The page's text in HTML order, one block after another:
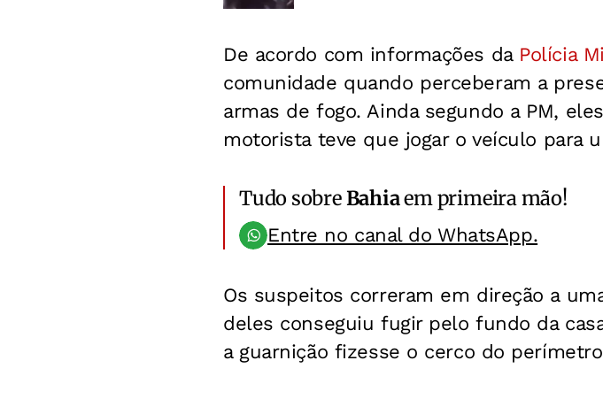
De acordo com informações da Polícia
comunidade quando perceberam a
armas de fogo. Ainda segundo a PM,
motorista teve que jogar o veículo para
Tudo sobreBahiaem primeira mão!
Entre no canal do WhatsApp.
Os suspeitos correram em direção a
deles conseguiu fugir pelo fundo da
a guarnição fizesse o cerco do